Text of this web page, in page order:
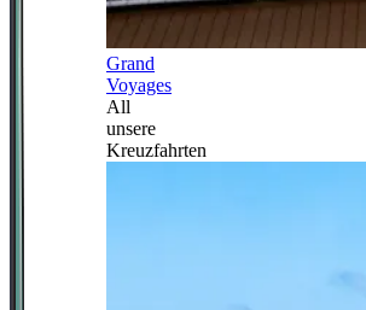
Grand
Voyages
All
unsere
Kreuzfahrten